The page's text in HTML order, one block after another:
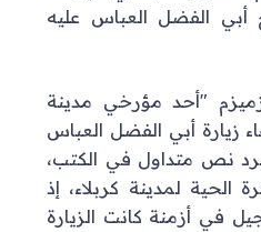
الفضل العباس عليه
"أحد مؤرخي مدينة
زيارة أبي الفضل العباس
نص متداول في الكتب،
لمدينة كربلاء، إذ
في أزمنة كانت الزيارة